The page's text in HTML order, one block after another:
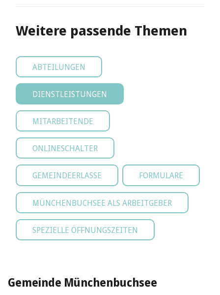
Weitere passende Themen
ABTEILUNGEN
DIENSTLEISTUNGEN
MITARBEITENDE
ONLINESCHALTER
GEMEINDEERLASSE FORMULARE
MÜNCHENBUCHSEE ALS ARBEITGEBER
SPEZIELLE ÖFFNUNGSZEITEN
Gemeinde Münchenbuchsee